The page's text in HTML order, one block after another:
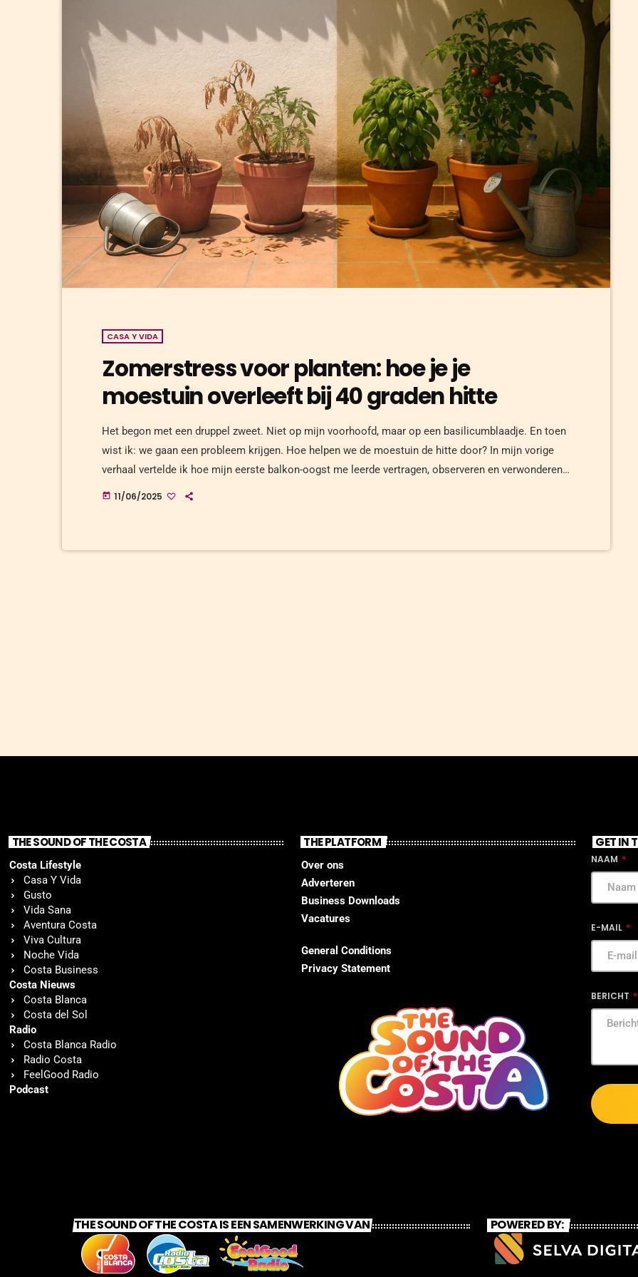
CASA Y VIDA
Zomerstress voor planten: hoe je je
moestuin overleeft bij 40 graden hitte
Het begon met een druppel zweet. Niet op mijn voorhoofd, maar op een basilicumblaadje. En toen
wist ik: we gaan een probleem krijgen. Hoe helpen we de moestuin de hitte door? In mijn vorige
verhaal vertelde ik hoe mijn eerste balkon-oogst me leerde vertragen, observeren en verwonderen.
Het was een meditatieve ervaring, die met een bord pasta fresca werd bekroond. Maar waar ik
today 11/06/2025
THE SOUND OF THE COSTA
Costa Lifestyle
Casa Y Vida
Gusto
Vida Sana
Aventura Costa
Viva Cultura
Noche Vida
Costa Business
Costa Nieuws
Costa Blanca
Costa del Sol
Radio
Costa Blanca Radio
Radio Costa
FeelGood Radio
Podcast
THE PLATFORM
Over ons
Adverteren
Business Downloads
Vacatures
General Conditions
Privacy Statement
GET IN
NAAM
E-MAIL
BERICHT
THE SOUND OF THE COSTA IS EEN SAMENWERKING VAN POWERED BY: